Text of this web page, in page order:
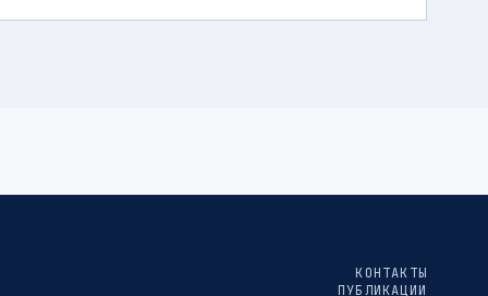
КОНТАКТЫ
ПУБЛИКАЦИИ